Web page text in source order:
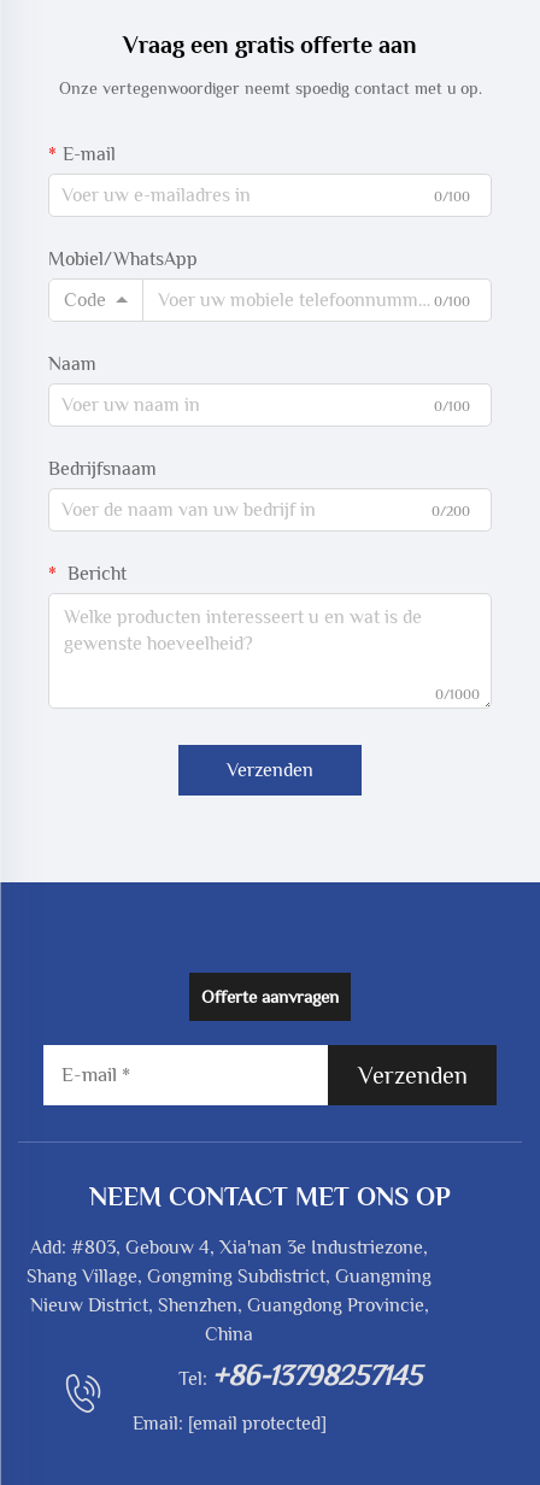
Vraag een gratis offerte aan
Onze vertegenwoordiger neemt spoedig contact met u op.
E-mail
0/100
Mobiel/WhatsApp
Code
0/100
Naam
0/100
Bedrijfsnaam
0/200
Bericht
0/1000
Verzenden
Offerte aanvragen
Verzenden
NEEM CONTACT MET ONS OP
Add: #803, Gebouw 4, Xia'nan 3e Industriezone,
Shang Village, Gongming Subdistrict, Guangming
Nieuw District, Shenzhen, Guangdong Provincie,
China
Tel: +86-13798257145
Email: [email protected]